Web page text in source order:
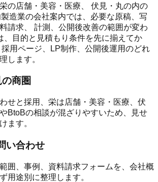
の店舗・美容・医療、 伏見・丸の内の
造業の会社案内では、必要な原稿、写
請求、 計測、公開後改善の範囲が変わ
、目的と見積もり条件を先に揃えてか
用ページ、LP制作、公開後運用のどれ
します。
商圏
せと採用、栄は店舗・美容・医療、伏
BtoBの相談が混ざりやすいため、見せ
ます。
い合わせ
囲、事例、資料請求フォームを、会社概
用途別に整理します。